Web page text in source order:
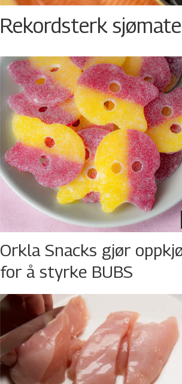
Rekordsterk
Orkla Snacks gjør
for å styrke BUBS